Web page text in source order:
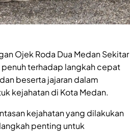
Ojek Roda Dua Medan Sekitar
terhadap langkah cepat
beserta jajaran dalam
kejahatan di Kota Medan.
kejahatan yang dilakukan
penting untuk